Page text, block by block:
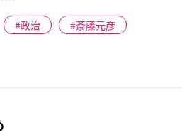
政治 斎藤元彦